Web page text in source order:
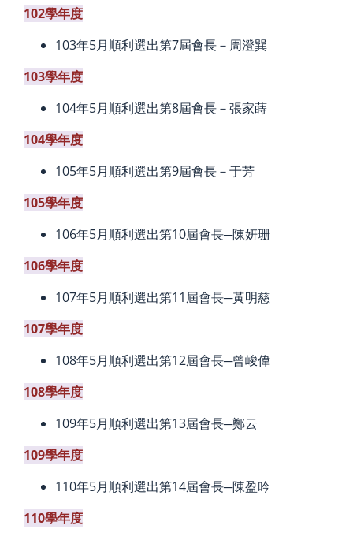
102學年度
103年5月順利選出第7屆會長－周澄巽
103學年度
104年5月順利選出第8屆會長－張家蒔
104學年度
105年5月順利選出第9屆會長－于芳
105學年度
106年5月順利選出第10屆會長─陳妍珊
106學年度
107年5月順利選出第11屆會長─黃明慈
107學年度
108年5月順利選出第12屆會長─曾峻偉
108學年度
109年5月順利選出第13屆會長─鄭云
109學年度
110年5月順利選出第14屆會長─陳盈吟
110學年度